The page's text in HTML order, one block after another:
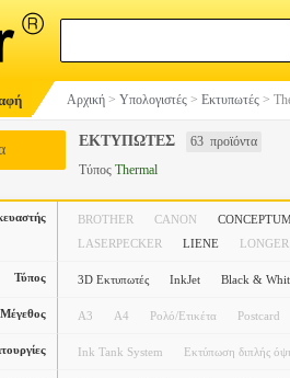
Αρχική > Υπολογιστές > Εκτυπωτές >
ΕΚΤΥΠΩΤΕΣ 63 προϊόντα
Τύπος Thermal
BROTHER CANON
LASERPECKER
LIENE LONGER
Τύπος 3D Εκτυπωτές InkJet Black &
Μέγεθος A3 A4 Ρολό/Ετικέτα Postcard
Ink Tank System Εκτύπωση διπλής